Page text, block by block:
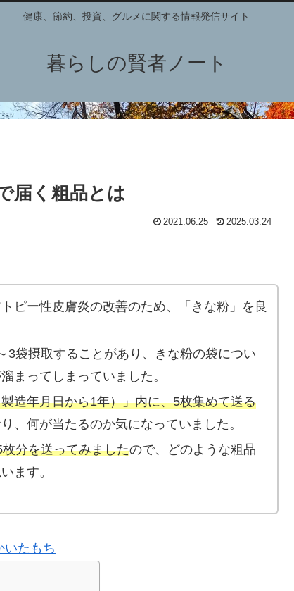
健康、節約、投資、グルメに関する情報発信サイト
暮らしの賢者ノート
届く粗品とは
2021.06.25 2025.03.24
ピー性皮膚炎の改善のため、「きな粉」を良
3袋摂取することがあり、きな粉の袋につい
まってしまっていました。
造年月日から1年）」内に、5枚集めて送る
、何が当たるのか気になっていました。
分を送ってみましたので、どのような粗品
ます。
いたもち